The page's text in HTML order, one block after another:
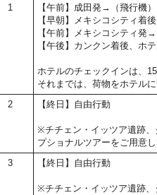
1
【午前】成田発→（飛行機
【早朝】メキシコシティ着
【午前】メキシコシティ
【午後】カンクン着後、ホ
ホテルのチェックインは、
それまでは、荷物をホテル
2 【終日】自由行動
※チチェン・イッツア遺跡
プショナルツアーをご用意
3 【終日】自由行動
※チチェン・イッツア遺跡